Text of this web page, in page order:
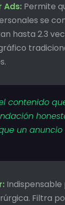
Ads: Permite
se
hasta 2.3
contenido
un
Indispensable
Filtra